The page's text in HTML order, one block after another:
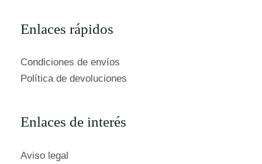
Enlaces rápidos
Condiciones de envíos
Política de devoluciones
Enlaces de interés
Aviso legal